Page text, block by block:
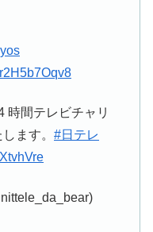
時間テレビチャリ
ます。 #日テレ